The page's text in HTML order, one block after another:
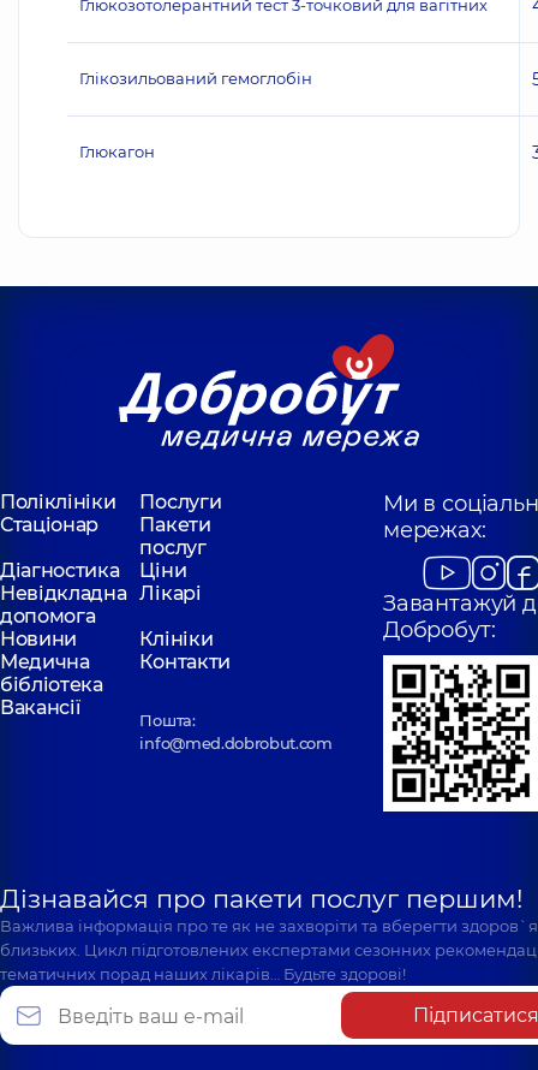
Глюкозотолерантний тест 3-точковий для вагітних
Глікозильований гемоглобін
Глюкагон
Поліклініки
Послуги
Стаціонар
Пакети
послуг
Діагностика
Ціни
Невідкладна
допомога
Лікарі
Новини
Клініки
Медична
бібліотека
Контакти
Вакансії
Пошта:
info@med.dobrobut.com
Ми в
мережах:
Завантажуй
Добробут:
Дізнавайся про пакети послуг першим!
Важлива інформація про те як не захворіти та вберегти
близьких. Цикл підготовлених експертами сезонних
тематичних порад наших лікарів… Будьте здорові!
Підписатися